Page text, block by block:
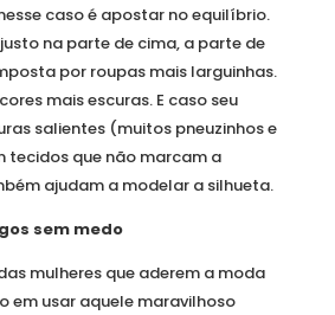
caso é apostar no equilíbrio.
na parte de cima, a parte de
por roupas mais larguinhas.
mais escuras. E caso seu
salientes (muitos pneuzinhos e
tecidos que não marcam a
ajudam a modelar a silhueta.
sem medo
mulheres que aderem a moda
em usar aquele maravilhoso